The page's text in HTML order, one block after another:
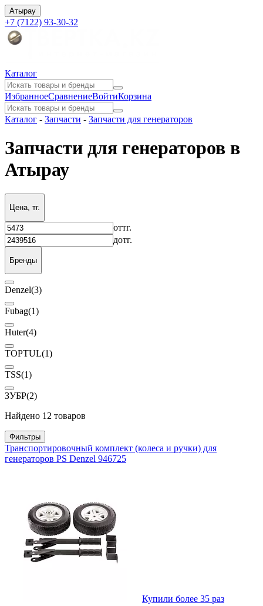
Атырау
+7 (7122) 93-30-32
Каталог
ИзбранноеСравнениеВойтиКорзина
Каталог - Запчасти - Запчасти для генераторов
Запчасти для генераторов в
Атырау
Цена, тг.
оттг.
дотг.
Бренды
Denzel(3)
Fubag(1)
Huter(4)
TOPTUL(1)
TSS(1)
ЗУБР(2)
Найдено 12 товаров
Фильтры
Транспортировочный комплект (колеса и ручки) для
генераторов PS Denzel 946725
Купили более 35 раз